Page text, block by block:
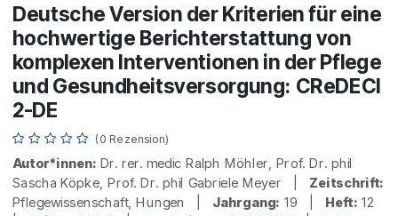
Deutsche Version der Kriterien für eine
hochwertige Berichterstattung von
komplexen Interventionen in der Pflege
und Gesundheitsversorgung: CReDECI
2-DE
(0 Rezension)
Autor*innen: Dr. rer. medic Ralph Möhler, Prof. Dr. phil
Sascha Köpke, Prof. Dr. phil Gabriele Meyer | Zeitschrift:
Pflegewissenschaft, Hungen | Jahrgang: 19 | Heft: 12